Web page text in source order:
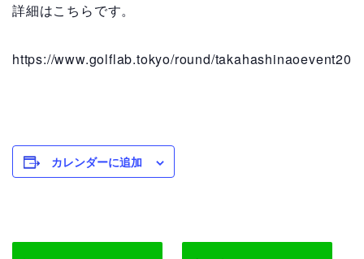
詳細はこちらです。
https://www.golflab.tokyo/round/
カレンダーに追加